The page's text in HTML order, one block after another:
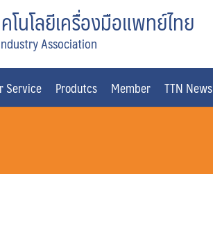
นโลยีเครื่องมือแพทย์ไทย
Association
Service Produtcs Member TTN News